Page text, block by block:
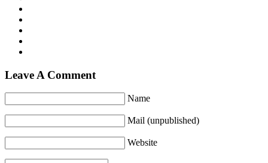
Leave A Comment
Name
Mail (unpublished)
Website